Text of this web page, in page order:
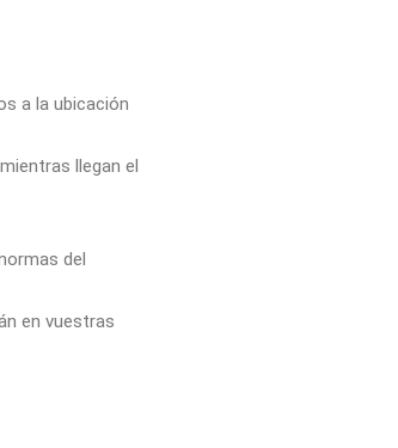
a la ubicación
llegan el
del
en vuestras